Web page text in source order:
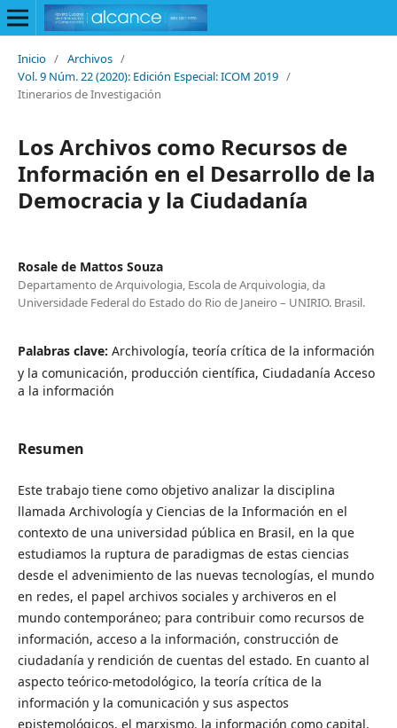
Inicio / Archivos /
Vol. 9 Núm. 22 (2020): Edición Especial: ICOM 2019 /
Itinerarios de Investigación
Los Archivos como Recursos de
Información en el Desarrollo de la
Democracia y la Ciudadanía
Rosale de Mattos Souza
Departamento de Arquivologia, Escola de Arquivologia, da
Universidade Federal do Estado do Rio de Janeiro – UNIRIO. Brasil.
Palabras clave: Archivología, teoría crítica de la información
y la comunicación, producción científica, Ciudadanía Acceso
a la información
Resumen
Este trabajo tiene como objetivo analizar la disciplina
llamada Archivología y Ciencias de la Información en el
contexto de una universidad pública en Brasil, en la que
estudiamos la ruptura de paradigmas de estas ciencias
desde el advenimiento de las nuevas tecnologías, el mundo
en redes, el papel archivos sociales y archiveros en el
mundo contemporáneo; para contribuir como recursos de
información, acceso a la información, construcción de
ciudadanía y rendición de cuentas del estado. En cuanto al
aspecto teórico-metodológico, la teoría crítica de la
información y la comunicación y sus aspectos
epistemológicos, el marxismo, la información como capital.